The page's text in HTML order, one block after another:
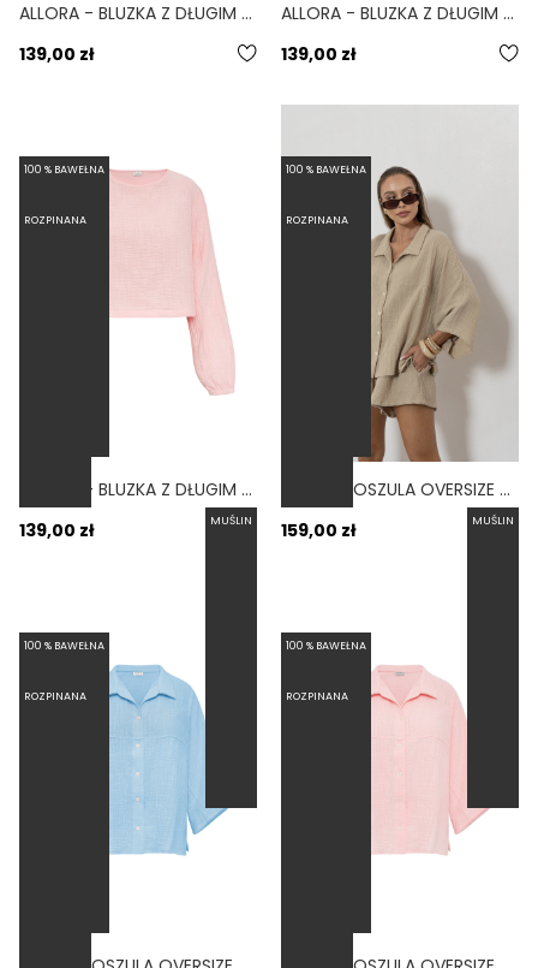
ALLORA - BLUZKA Z DŁUGIM RĘKAWEM TYPU CROP TOP OVERSIZE BEŻOWY
139,00 zł
ALLORA - BLUZKA Z DŁUGIM RĘKAWEM TYPU CROP TOP OVERSIZE BŁĘKITNA
139,00 zł
100 % BAWEŁNA
ALLORA - BLUZKA Z DŁUGIM RĘKAWEM TYPU CROP TOP OVERSIZE RÓŻOWA
139,00 zł
100 % BAWEŁNA
BELLA - KOSZULA OVERSIZE NA LATO BEŻOWA
159,00 zł
100 % BAWEŁNA 100 % BAWEŁNA
ROZPINANA
MUŚLIN
ROZPINANA
MUŚLIN
ROZPINANA ROZPINANA